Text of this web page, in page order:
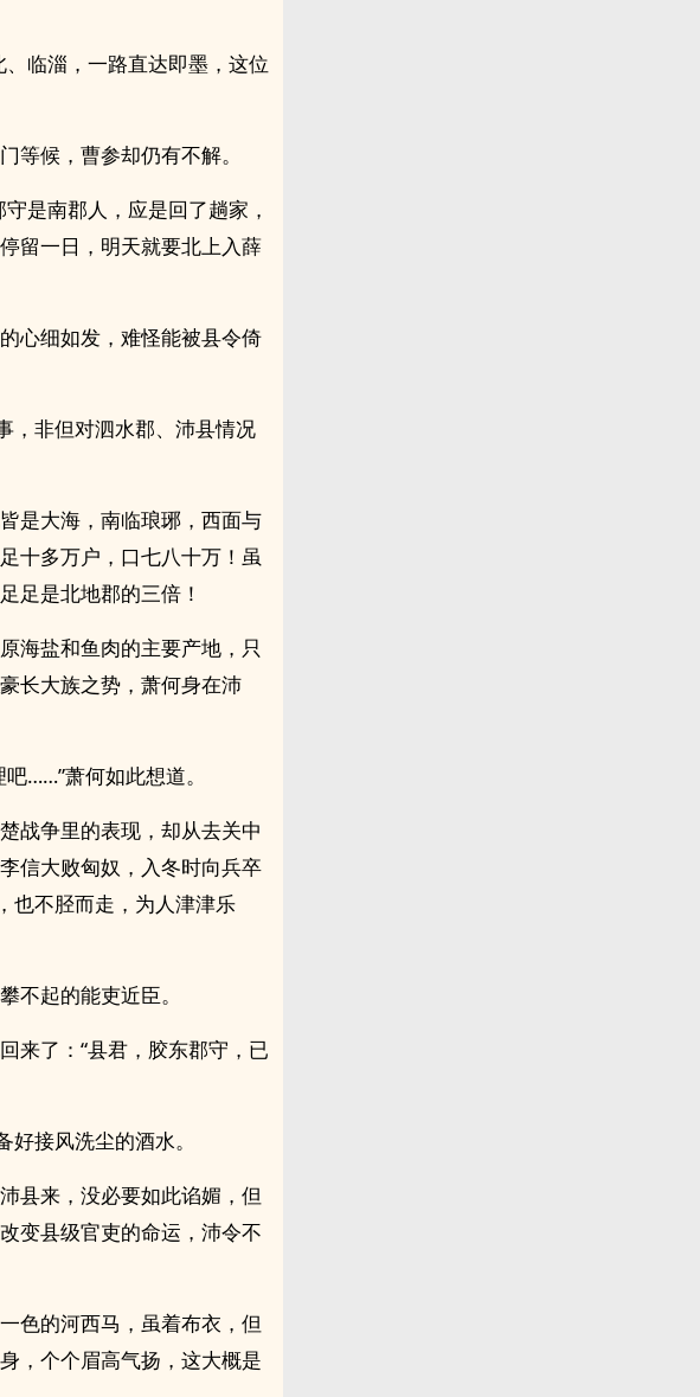
临淄，一路直达即墨，这位
等候，曹参却仍有不解。
是南郡人，应是回了趟家，
留一日，明天就要北上入薛
心细如发，难怪能被县令倚
，非但对泗水郡、沛县情况
是大海，南临琅琊，西面与
十多万户，口七八十万！虽
足是北地郡的三倍！
海盐和鱼肉的主要产地，只
长大族之势，萧何身在沛
……”萧何如此想道。
战争里的表现，却从去关中
信大败匈奴，入冬时向兵卒
也不胫而走，为人津津乐
不起的能吏近臣。
来了：“县君，胶东郡守，已
接风洗尘的酒水。
县来，没必要如此谄媚，但
变县级官吏的命运，沛令不
色的河西马，虽着布衣，但
，个个眉高气扬，这大概是